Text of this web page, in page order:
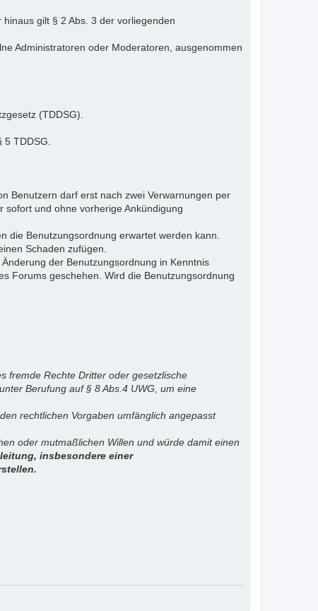
gilt § 2 Abs. 3 der vorliegenden
Administratoren oder Moderatoren, ausgenommen
(TDDSG).
TDDSG.
Benutzern darf erst nach zwei Verwarnungen per
und ohne vorherige Ankündigung
die Benutzungsordnung erwartet werden kann.
Schaden zufügen.
der Benutzungsordnung in Kenntnis
Forums geschehen. Wird die Benutzungsordnung
fremde Rechte Dritter oder gesetzlische
Berufung auf § 8 Abs.4 UWG, um eine
rechtlichen Vorgaben umfänglich angepasst
oder mutmaßlichen Willen und würde damit einen
insbesondere einer